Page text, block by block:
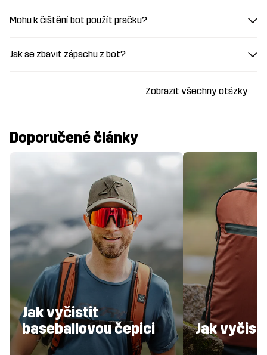
Mohu k čištění bot použít pračku?
Jak se zbavit zápachu z bot?
Zobrazit všechny otázky
Doporučené články
Jak vyčistit
baseballovou čepici
Jak